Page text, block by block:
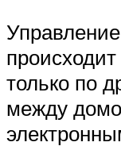
только по
между